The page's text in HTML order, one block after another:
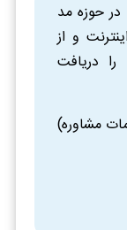
در حوزه مد
و از
دریافت
مشاوره)